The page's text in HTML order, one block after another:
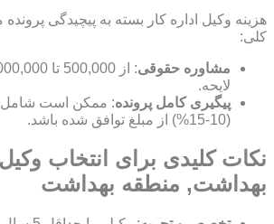
هزینه وکیل اداره کار بسته به پیچیدگی
کلی:
مشاوره حقوقی
لایحه.
پیگیری کامل پرونده: ممکن است شامل
(10-15%) از مبلغ توافق شده باشد.
نکات کلیدی برای انتخاب وکیل
بهداشت, منطقه بهداشت